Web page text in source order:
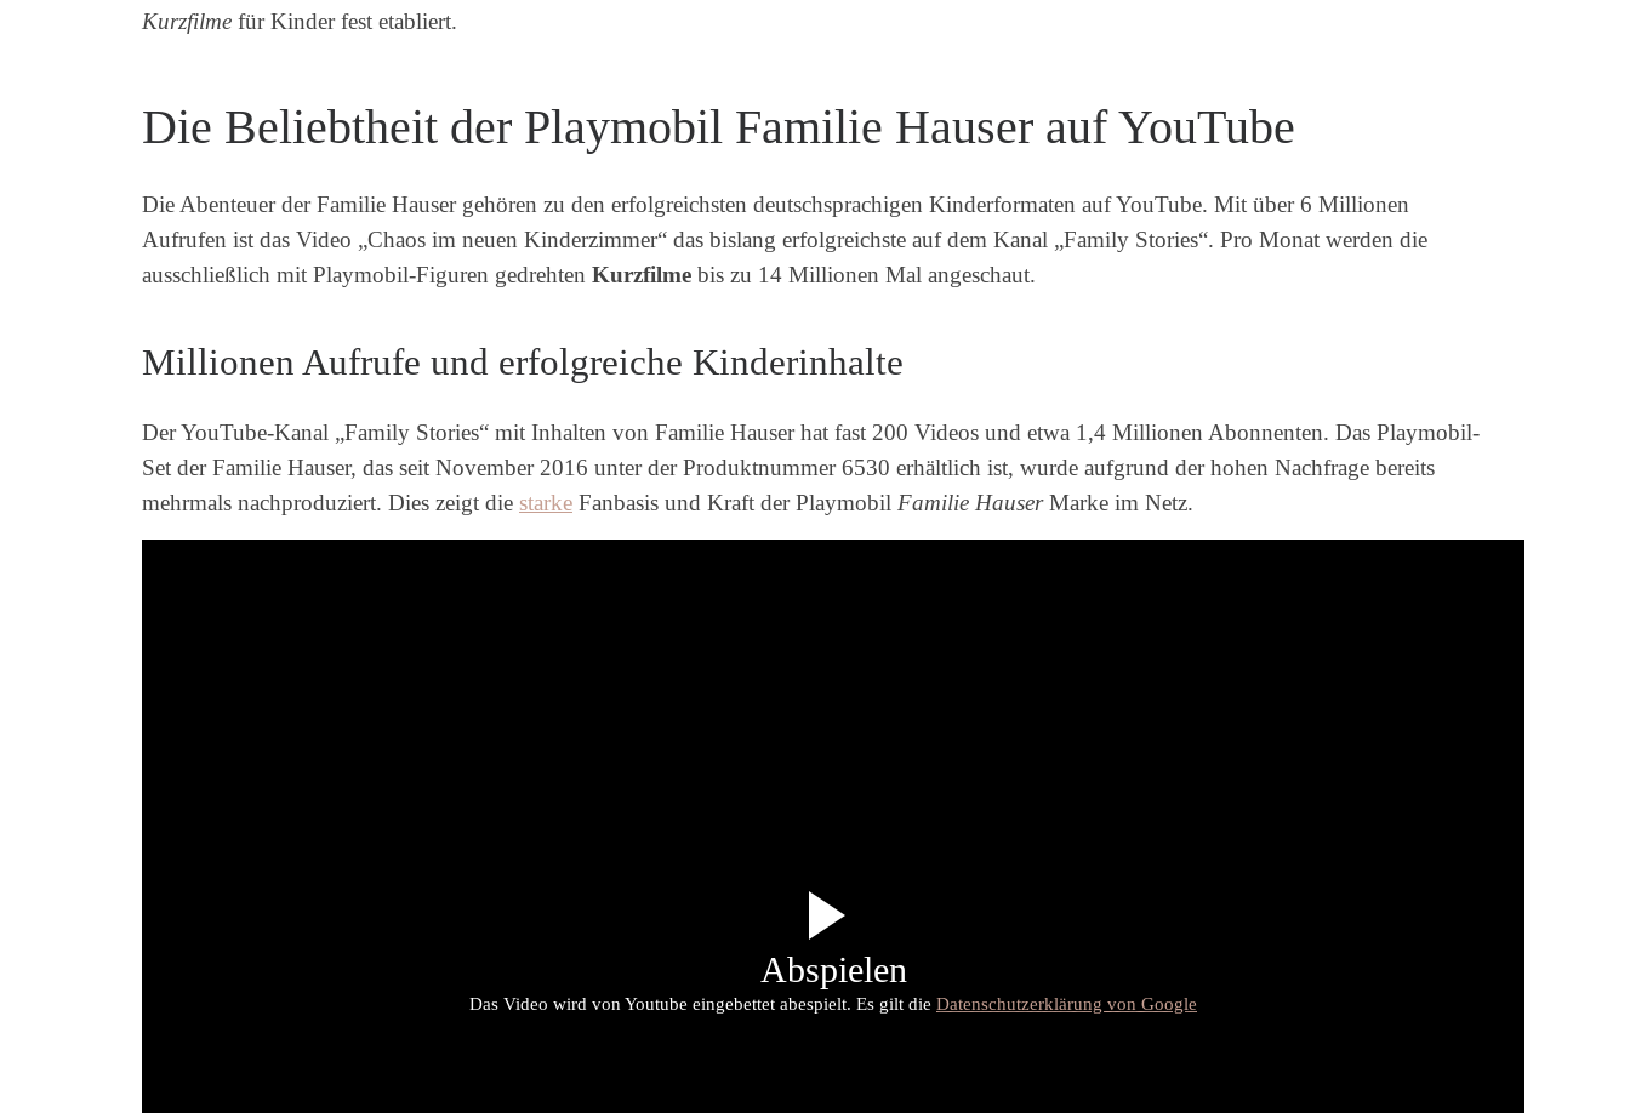
Kurzfilme für Kinder fest etabliert.
Die Beliebtheit der Playmobil Familie Hauser auf YouTube
Die Abenteuer der Familie Hauser gehören zu den erfolgreichsten deutschsprachigen Kinderformaten auf YouTube. Mit über 6 Millionen
Aufrufen ist das Video „Chaos im neuen Kinderzimmer“ das bislang erfolgreichste auf dem Kanal „Family Stories“. Pro Monat werden die
ausschließlich mit Playmobil-Figuren gedrehten Kurzfilme bis zu 14 Millionen Mal angeschaut.
Millionen Aufrufe und erfolgreiche Kinderinhalte
Der YouTube-Kanal „Family Stories“ mit Inhalten von Familie Hauser hat fast 200 Videos und etwa 1,4 Millionen Abonnenten. Das Playmobil-
Set der Familie Hauser, das seit November 2016 unter der Produktnummer 6530 erhältlich ist, wurde aufgrund der hohen Nachfrage bereits
mehrmals nachproduziert. Dies zeigt die starke Fanbasis und Kraft der Playmobil Familie HauserMarke im Netz.
Abspielen
Das Video wird von Youtube eingebettet abespielt. Es gilt die Datenschutzerklärung von Google